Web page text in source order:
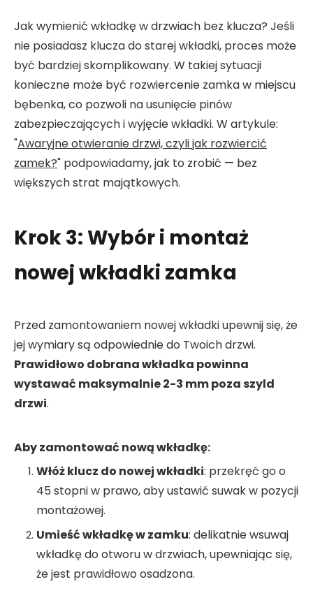
Jak wymienić wkładkę w drzwiach bez klucza? Jeśli
nie posiadasz klucza do starej wkładki, proces może
być bardziej skomplikowany. W takiej sytuacji
konieczne może być rozwiercenie zamka w miejscu
bębenka, co pozwoli na usunięcie pinów
zabezpieczających i wyjęcie wkładki. W artykule:
"Awaryjne otwieranie drzwi, czyli jak rozwiercić
zamek?" podpowiadamy, jak to zrobić — bez
większych strat majątkowych.
Krok 3: Wybór i montaż
nowej wkładki zamka
Przed zamontowaniem nowej wkładki upewnij się, że
jej wymiary są odpowiednie do Twoich drzwi.
Prawidłowo dobrana wkładka powinna
wystawać maksymalnie 2-3 mm poza szyld
drzwi.
Aby zamontować nową wkładkę:
Włóż klucz do nowej wkładki: przekręć go o
45 stopni w prawo, aby ustawić suwak w pozycji
montażowej.
Umieść wkładkę w zamku: delikatnie wsuwaj
wkładkę do otworu w drzwiach, upewniając się,
że jest prawidłowo osadzona.